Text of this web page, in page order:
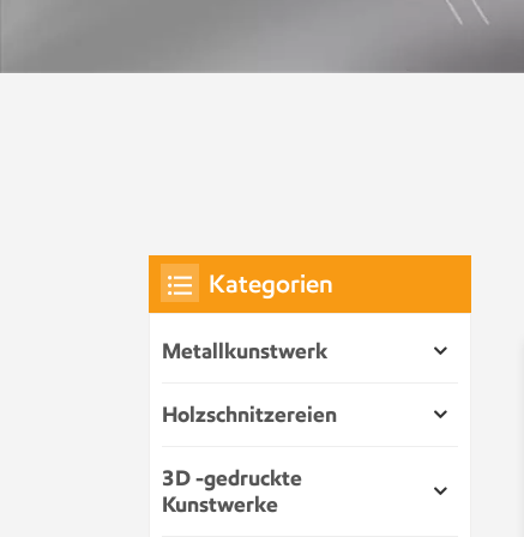
Kategorien
Metallkunstwerk
Holzschnitzereien
3D -gedruckte
Kunstwerke